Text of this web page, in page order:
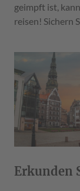
geimpft ist,
reisen! Sichern
Erkunden